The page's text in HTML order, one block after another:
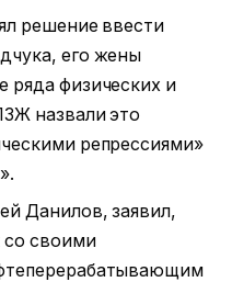
решение ввести
его жены
ряда физических и
назвали это
репрессиями»
Данилов, заявил,
со своими